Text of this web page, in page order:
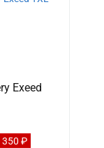
Exeed
350 ₽